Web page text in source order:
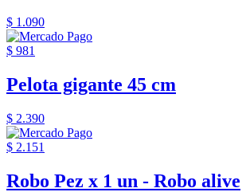
$ 1.090
$ 981
Pelota gigante 45 cm
$ 2.390
$ 2.151
Robo Pez x 1 un - Robo alive